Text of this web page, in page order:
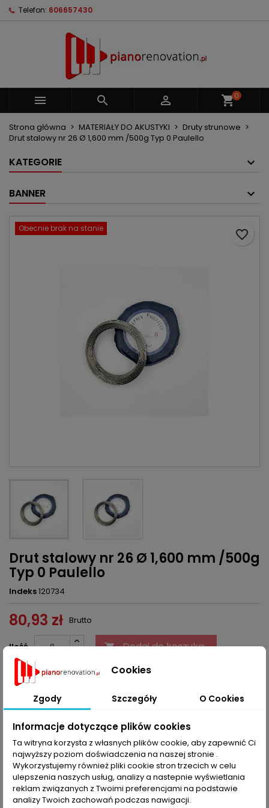
Telefon: 606657430
   shopping_cart0
Strona główna MATERIAŁY DO AKUSTYKI
Druty strunowe
Drut stalowy nr 26 Ø 1,600 mm /500g Typ 0 Paulello
KATEGORIE
BANNER
favorite_border
Obecnie brak na stanie
Drut stalowy nr 26 Ø 1,600 mm /500g
Typ 0 Paulello
Indeks120734
80,93 zł Brutto
Ilość  Dodaj do koszyka
Ostatnie sztuki w magazynie
Udostępnij
OPIS SZCZEGÓŁY PRODUKTU
Typ 0 - postromantyczny; bogate i kompleksowe brzmienie.
Przeznaczone raczej do instrumentów wyprodukowanych w
latach 1880-1890.
Granica rozerwania struny leży pomiędzy 1700 do 2200
Utwórz nową listę
Nazwa listy życzeń
Musisz być zalogowany by zapisać produkty na
swojej liście życzeń.
Anuluj Zaloguj się
Cookies
Zgody Szczegóły O Cookies
Informacje dotyczące plików cookies
Ta witryna korzysta z własnych plików cookie, aby zapewnić Ci
najwyższy poziom doświadczenia na naszej stronie .
Wykorzystujemy również pliki cookie stron trzecich w celu
ulepszenia naszych usług, analizy a nastepnie wyświetlania
reklam związanych z Twoimi preferencjami na podstawie
analizy Twoich zachowań podczas nawigacji.